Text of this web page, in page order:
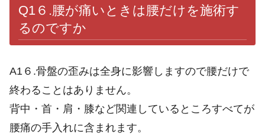
Q1６.腰が痛いときは腰だけを施術す
るのですか
A1６.骨盤の歪みは全身に影響しますので腰だけで
終わることはありません。
背中・首・肩・膝など関連しているところすべてが
腰痛の手入れに含まれます。